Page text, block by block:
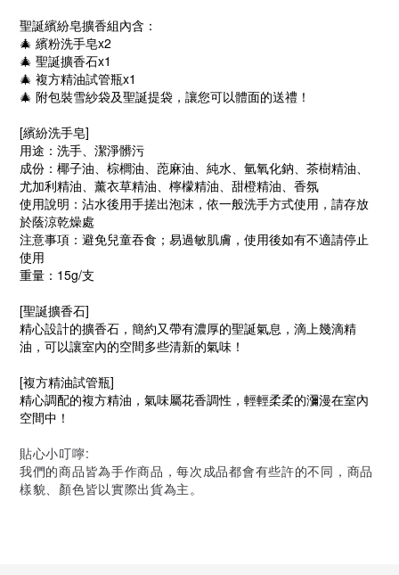
聖誕繽紛皂擴香組內含：
🎄 繽粉洗手皂x2
🎄 聖誕擴香石x1
🎄 複方精油試管瓶x1
🎄 附包裝雪紗袋及聖誕提袋，讓您可以體面的送禮！
[繽紛洗手皂]
用途：洗手、潔淨髒污
成份：椰子油、棕櫚油、萞麻油、純水、氫氧化鈉、茶樹精油、
尤加利精油、薰衣草精油、檸檬精油、甜橙精油、香氛
使用說明：沾水後用手搓出泡沫，依一般洗手方式使用，請存放
於蔭涼乾燥處
注意事項：避免兒童吞食；易過敏肌膚，使用後如有不適請停止
使用
重量：15g/支
[聖誕擴香石]
精心設計的擴香石，簡約又帶有濃厚的聖誕氣息，滴上幾滴精
油，可以讓室內的空間多些清新的氣味！
[複方精油試管瓶]
精心調配的複方精油，氣味屬花香調性，輕輕柔柔的瀰漫在室內
空間中！
貼心小叮嚀:
我們的商品皆為手作商品，每次成品都會有些許的不同，商品
樣貌、顏色皆以實際出貨為主。